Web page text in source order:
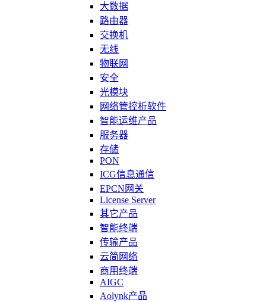
大数据
路由器
交换机
无线
物联网
安全
光模块
网络管控析软件
智能运维产品
服务器
存储
PON
ICG信息通信
EPCN网关
License Server
其它产品
智能终端
传输产品
云简网络
商用终端
AIGC
Aolynk产品